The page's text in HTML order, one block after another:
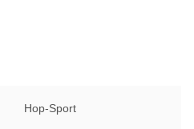
Hop-Sport